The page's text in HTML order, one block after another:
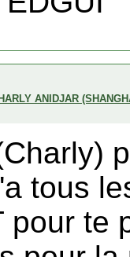
ANIDJAR
tous
pour te